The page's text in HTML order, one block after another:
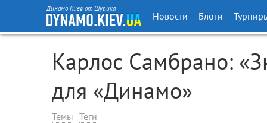
Динамо Киев от Шурика
Новости Блоги
Карлос Самбрано:
для «Динамо»
Темы Теги